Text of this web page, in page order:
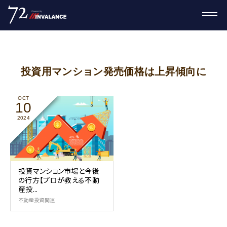
投資用マンション発売価格は上昇傾向に
OCT
10
2024
投資マンション市場と今後
の行方【プロが教える不動
産投...
不動産投資関連